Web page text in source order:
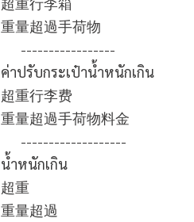
重量超過手荷物
-----------------
ค่าปรับกระเป๋าน้ำหนักเกิน
超重行李费
重量超過手荷物料金
-------------------
น้ำหนักเกิน
超重
重量超過